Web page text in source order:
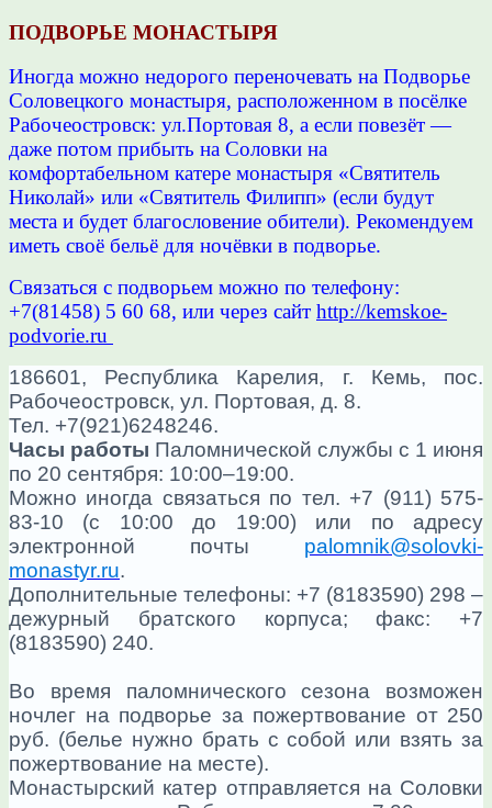
ПОДВОРЬЕ МОНАСТЫРЯ
Иногда можно недорого переночевать на Подворье
Соловецкого монастыря, расположенном в посёлке
Рабочеостровск: ул.Портовая 8, а если повезёт —
даже потом прибыть на Соловки на
комфортабельном катере монастыря «Святитель
Николай» или «Святитель Филипп» (если будут
места и будет благословение обители). Рекомендуем
иметь своё бельё для ночёвки в подворье.
Связаться с подворьем можно по телефону:
+7(81458) 5 60 68, или через сайт http://kemskoe-
podvorie.ru
186601, Республика Карелия, г. Кемь, пос.
Рабочеостровск, ул. Портовая, д. 8.
Тел. +7(921)6248246.
Часы работы Паломнической службы с 1 июня
по 20 сентября: 10:00–19:00.
Можно иногда связаться по тел. +7 (911) 575-
83-10 (с 10:00 до 19:00) или по адресу
электронной почты palomnik@solovki-
monastyr.ru.
Дополнительные телефоны: +7 (8183590) 298 –
дежурный братского корпуса; факс: +7
(8183590) 240.
Во время паломнического сезона возможен
ночлег на подворье за пожертвование от 250
руб. (белье нужно брать с собой или взять за
пожертвование на месте).
Монастырский катер отправляется на Соловки